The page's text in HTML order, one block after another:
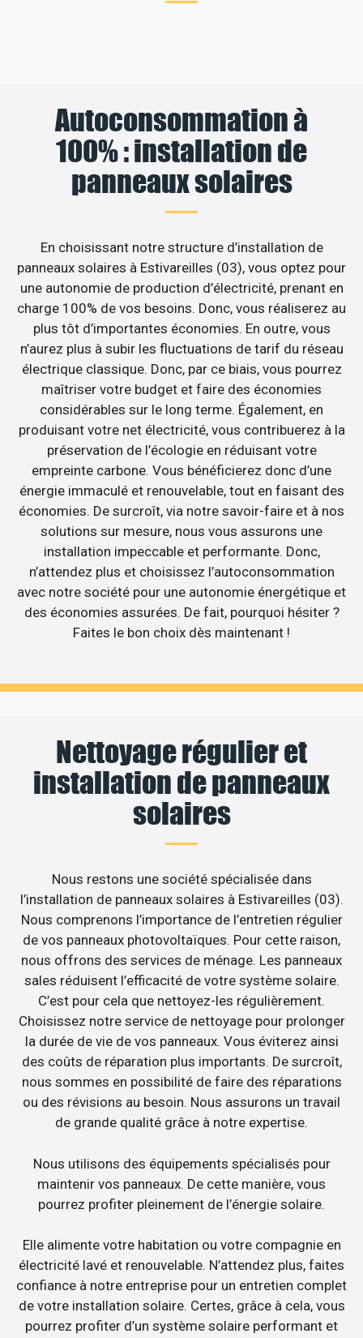
Autoconsommation à
100% : installation de
panneaux solaires
En choisissant notre structure d’installation de
panneaux solaires à Estivareilles (03), vous optez pour
une autonomie de production d’électricité, prenant en
charge 100% de vos besoins. Donc, vous réaliserez au
plus tôt d’importantes économies. En outre, vous
n’aurez plus à subir les fluctuations de tarif du réseau
électrique classique. Donc, par ce biais, vous pourrez
maîtriser votre budget et faire des économies
considérables sur le long terme. Également, en
produisant votre net électricité, vous contribuerez à la
préservation de l’écologie en réduisant votre
empreinte carbone. Vous bénéficierez donc d’une
énergie immaculé et renouvelable, tout en faisant des
économies. De surcroît, via notre savoir-faire et à nos
solutions sur mesure, nous vous assurons une
installation impeccable et performante. Donc,
n’attendez plus et choisissez l’autoconsommation
avec notre société pour une autonomie énergétique et
des économies assurées. De fait, pourquoi hésiter ?
Faites le bon choix dès maintenant !
Nettoyage régulier et
installation de panneaux
solaires
Nous restons une société spécialisée dans
l’installation de panneaux solaires à Estivareilles (03).
Nous comprenons l’importance de l’entretien régulier
de vos panneaux photovoltaïques. Pour cette raison,
nous offrons des services de ménage. Les panneaux
sales réduisent l’efficacité de votre système solaire.
C’est pour cela que nettoyez-les régulièrement.
Choisissez notre service de nettoyage pour prolonger
la durée de vie de vos panneaux. Vous éviterez ainsi
des coûts de réparation plus importants. De surcroît,
nous sommes en possibilité de faire des réparations
ou des révisions au besoin. Nous assurons un travail
de grande qualité grâce à notre expertise.
Nous utilisons des équipements spécialisés pour
maintenir vos panneaux. De cette manière, vous
pourrez profiter pleinement de l’énergie solaire.
Elle alimente votre habitation ou votre compagnie en
électricité lavé et renouvelable. N’attendez plus, faites
confiance à notre entreprise pour un entretien complet
de votre installation solaire. Certes, grâce à cela, vous
pourrez profiter d’un système solaire performant et